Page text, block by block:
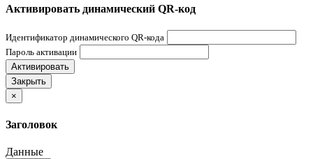
Активировать динамический QR-код
Идентификатор динамического QR-кода
Пароль активации
Активировать
Закрыть
×
Заголовок
Данные